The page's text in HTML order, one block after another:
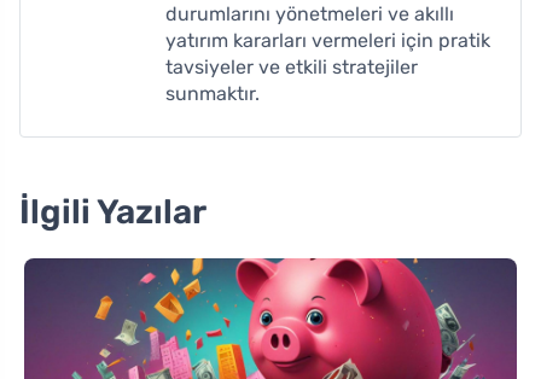
durumlarını yönetmeleri ve akıllı
yatırım kararları vermeleri için pratik
tavsiyeler ve etkili stratejiler
sunmaktır.
İlgili Yazılar